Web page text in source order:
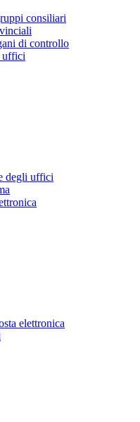
consiliari
di controllo
uffici
degli uffici
elettronica